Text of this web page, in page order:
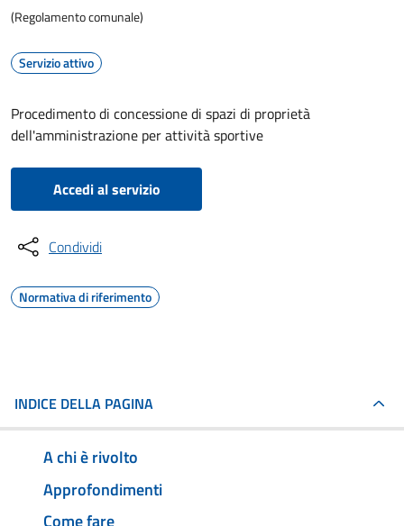
(Regolamento comunale)
Servizio attivo
Procedimento di concessione di spazi di proprietà
dell'amministrazione per attività sportive
Accedi al servizio
Condividi
Normativa di riferimento
INDICE DELLA PAGINA
A chi è rivolto
Approfondimenti